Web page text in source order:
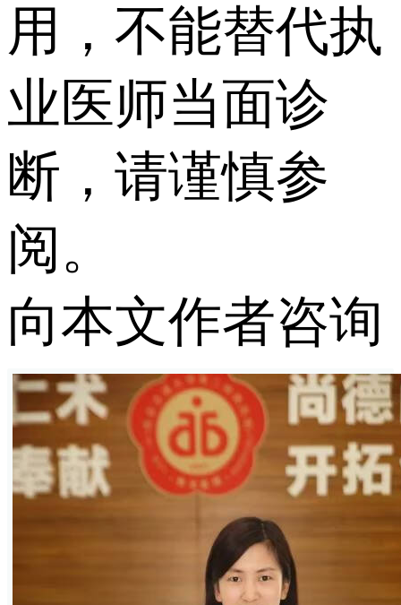
用，不能替代执
业医师当面诊
断，请谨慎参
阅。
向本文作者咨询